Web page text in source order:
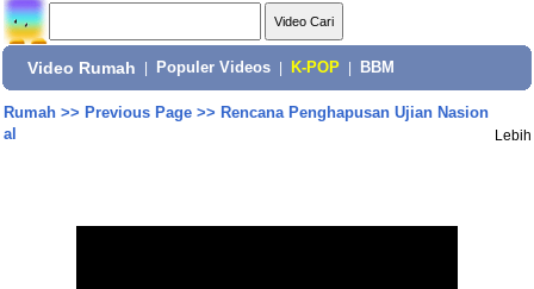
Video Rumah Populer Videos K-POP BBM
Rumah>> Previous Page>> Rencana Penghapusan Ujian Nasion
al
Lebih